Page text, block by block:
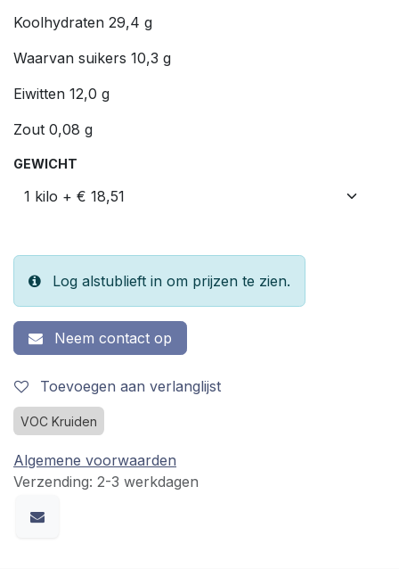
Koolhydraten 29,4 g
Waarvan suikers 10,3 g
Eiwitten 12,0 g
Zout 0,08 g
GEWICHT
Log alstublieft in om prijzen te zien.
Neem contact op
Toevoegen aan verlanglijst
VOC Kruiden
Algemene voorwaarden
Verzending: 2-3 werkdagen